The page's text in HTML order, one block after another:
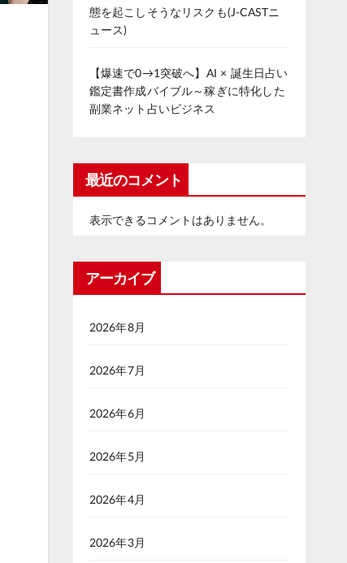
態を起こしそうなリスクも(J-CASTニ
ュース)
【爆速で0→1突破へ】AI × 誕生日占い
鑑定書作成バイブル～稼ぎに特化した
副業ネット占いビジネス
最近のコメント
表示できるコメントはありません。
アーカイブ
2026年8月
2026年7月
2026年6月
2026年5月
2026年4月
2026年3月